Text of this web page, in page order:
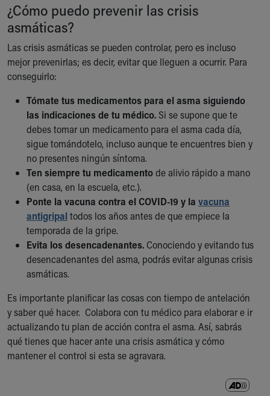
¿Cómo puedo prevenir las crisis
asmáticas?
Las crisis asmáticas se pueden controlar, pero es incluso
mejor prevenirlas; es decir, evitar que lleguen a ocurrir. Para
conseguirlo:
Tómate tus medicamentos para el asma siguiendo
las indicaciones de tu médico. Si se supone que te
debes tomar un medicamento para el asma cada día,
sigue tomándotelo, incluso aunque te encuentres bien y
no presentes ningún síntoma.
Ten siempre tu medicamentode alivio rápido a mano
(en casa, en la escuela, etc.).
Ponte la vacuna contra el COVID-19 y la vacuna
antigripal todos los años antes de que empiece la
temporada de la gripe.
Evita los desencadenantes. Conociendo y evitando tus
desencadenantes del asma, podrás evitar algunas crisis
asmáticas.
Es importante planificar las cosas con tiempo de antelación
y saber qué hacer. Colabora con tu médico para elaborar e ir
actualizando tu plan de acción contra el asma. Así, sabrás
qué tienes que hacer ante una crisis asmática y cómo
mantener el control si esta se agravara.